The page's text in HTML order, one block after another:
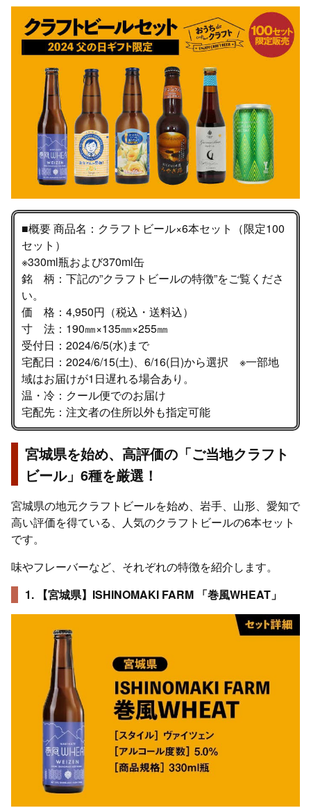
■概要 商品名：クラフトビール×6本セット（限定100
セット）
※330ml瓶および370ml缶
銘 柄：下記の”クラフトビールの特徴”をご覧くださ
い。
価 格：4,950円（税込・送料込）
寸 法：190㎜×135㎜×255㎜
受付日：2024/6/5(水)まで
宅配日：2024/6/15(土)、6/16(日)から選択 ※一部地
域はお届けが1日遅れる場合あり。
温・冷：クール便でのお届け
宅配先：注文者の住所以外も指定可能
宮城県を始め、高評価の「ご当地クラフト
ビール」6種を厳選！
宮城県の地元クラフトビールを始め、岩手、山形、愛知で
高い評価を得ている、人気のクラフトビールの6本セット
です。
味やフレーバーなど、それぞれの特徴を紹介します。
1. 【宮城県】ISHINOMAKI FARM 「巻風WHEAT」